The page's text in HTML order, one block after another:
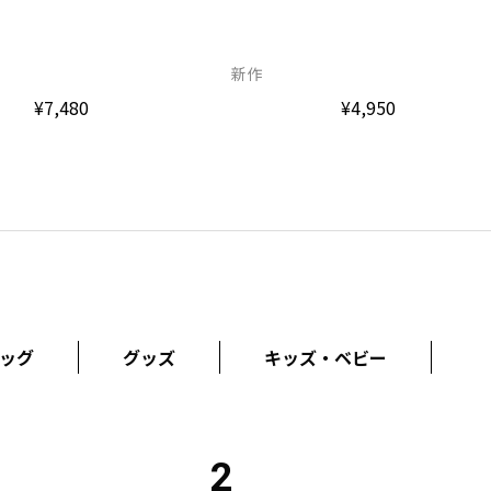
¥7,480
新作
¥4,950
グ グッズ キッズ・ベビー